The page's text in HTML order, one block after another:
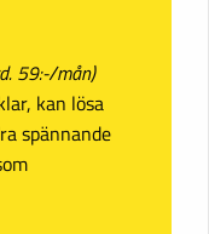
59:-/mån)
kan lösa
spännande